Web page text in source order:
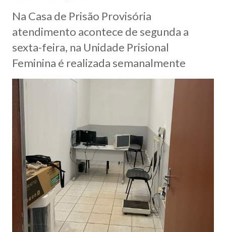
Na Casa de Prisão Provisória
atendimento acontece de segunda a
sexta-feira, na Unidade Prisional
Feminina é realizada semanalmente